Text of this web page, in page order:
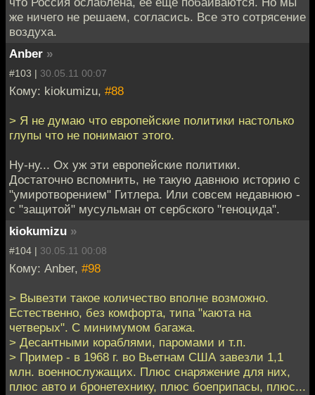
же ничего не решаем, согласись. Все это сотрясение
воздуха.
Anber »
#103 | 30.05.11 00:07
Кому: kiokumizu, #88
> Я не думаю что европейские политики настолько
глупы что не понимают этого.
Ну-ну... Ох уж эти европейские политики.
Достаточно вспомнить, не такую давнюю историю с
"умиротворением" Гитлера. Или совсем недавнюю -
с "защитой" мусульман от сербского "геноцида".
kiokumizu »
#104 | 30.05.11 00:08
Кому: Anber, #98
> Вывезти такое количество вполне возможно.
Естественно, без комфорта, типа "каюта на
четверых". С минимумом багажа.
> Десантными кораблями, паромами и т.п.
> Пример - в 1968 г. во Вьетнам США завезли 1,1
млн. военнослужащих. Плюс снаряжение для них,
плюс авто и бронетехнику, плюс боеприпасы, плюс...